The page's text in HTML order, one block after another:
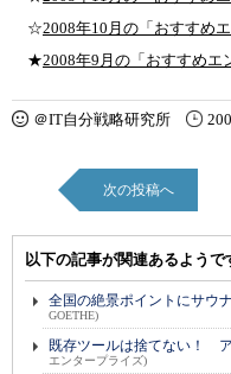
☆2008年10月の「おすすめ
★2008年9月の「おすすめエ
＠IT自分戦略研究所
次の投稿へ
以下の記事が関連あるようで
全国の絶景ポイントにサウ
GOETHE)
既存ツールは捨てない！
エンタープライズ)